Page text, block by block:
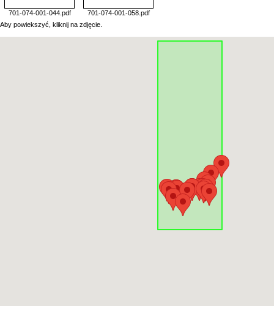
701-074-001-044.pdf
701-074-001-058.pdf
Aby powiekszyć, kliknij na zdjęcie.